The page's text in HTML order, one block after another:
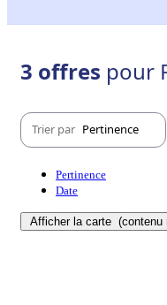
3 offres pour
Trier par Pertinence
Pertinence
Date
Afficher la carte (contenu